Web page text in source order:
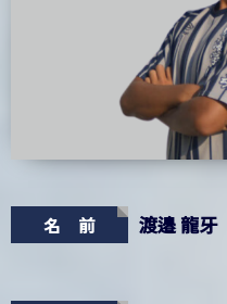
名 前 渡邉 龍牙